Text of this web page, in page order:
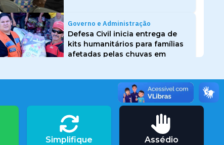
Governo e Administração
Defesa Civil inicia entrega de
kits humanitários para famílias
afetadas pelas chuvas em
Governo e Administração
Santarém recebe 234
computadores para fortalecer
inclusão digital no município
Simplifique Assédio